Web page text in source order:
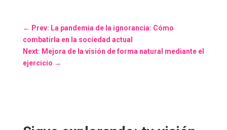
← Prev: La pandemia de la ignorancia: Cómo
combatirla en la sociedad actual
Next: Mejora de la visión de forma natural mediante el
ejercicio →